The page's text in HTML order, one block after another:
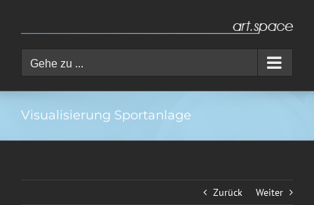
springen
Gehe zu ...
Visualisierung Sportanlage
Zurück Weiter